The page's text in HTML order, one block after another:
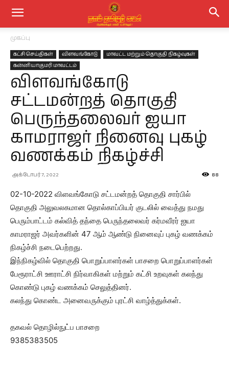
முகப்பு
கட்சி செய்திகள் விளவங்கோடு
மாவட்ட மற்றும் தொகுதி நிகழ்வுகள்
கன்னியாகுமரி மாவட்டம்
விளவங்கோடு
சட்டமன்றத் தொகுதி
பெருந்தலைவர் ஐயா
காமராஜர் நினைவு புகழ்
வணக்கம் நிகழ்ச்சி
அக்டோபர் 7, 2022 88
02-10-2022 விளவங்கோடு சட்டமன்றத் தொகுதி சார்பில்
தொகுதி அலுவலகமான தொல்காப்பியர் குடலில் வைத்து நமது
பெரும்பாட்டம் கல்வித் தந்தை பெருந்தலைவர் கர்மவீரர் ஐயா
காமராஜர் அவர்களின் 47 ஆம் ஆண்டு நினைவுப் புகழ் வணக்கம்
நிகழ்ச்சி நடைபெற்றது.
இந்நிகழ்வில் தொகுதி பொறுப்பாளர்கள் பாசறை பொறுப்பாளர்கள்
பேரூராட்சி ஊராட்சி நிர்வாகிகள் மற்றும் கட்சி உறவுகள் கலந்து
கொண்டு புகழ் வணக்கம் செலுத்தினர்.
கலந்து கொண்ட அனைவருக்கும் புரட்சி வாழ்த்துக்கள்.
தகவல் தொழில்நுட்ப பாசறை
9385383505